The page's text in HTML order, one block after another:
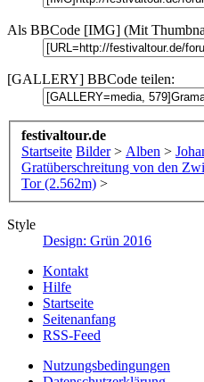
Als BBCode [IMG] (Mit
[GALLERY] BBCode teilen:
festivaltour.de
Startseite Bilder > Alben >
Gratüberschreitung von den
Tor (2.562m) >
Style
Design: Grün 2016
Kontakt
Hilfe
Startseite
Seitenanfang
RSS-Feed
Nutzungsbedingungen